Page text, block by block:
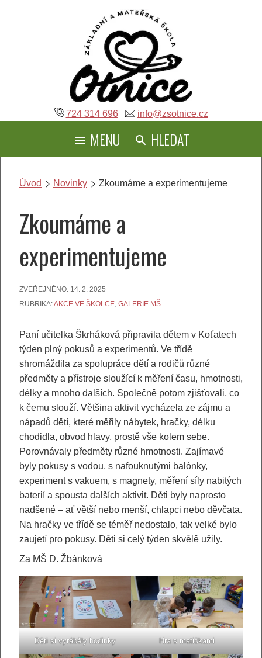
724 314 696 info@zsotnice.cz
MENU HLEDAT
Úvod Novinky Zkoumáme a experimentujeme
Zkoumáme a
experimentujeme
ZVEŘEJNĚNO: 14. 2. 2025
RUBRIKA:AKCE VE ŠKOLCE, GALERIE MŠ
Paní učitelka Škrháková připravila dětem v Koťatech
týden plný pokusů a experimentů. Ve třídě
shromáždila za spolupráce dětí a rodičů různé
předměty a přístroje sloužící k měření času, hmotnosti,
délky a mnoho dalších. Společně potom zjišťovali, co
k čemu slouží. Většina aktivit vycházela ze zájmu a
nápadů dětí, které měřily nábytek, hračky, délku
chodidla, obvod hlavy, prostě vše kolem sebe.
Porovnávaly předměty různé hmotnosti. Zajímavé
byly pokusy s vodou, s nafouknutými balónky,
experiment s vakuem, s magnety, měření síly nabitých
baterií a spousta dalších aktivit. Děti byly naprosto
nadšené – ať větší nebo menší, chlapci nebo děvčata.
Na hračky ve třídě se téměř nedostalo, tak velké bylo
zaujetí pro pokusy. Děti si celý týden skvělě užily.
Za MŠ D. Žbánková
Děti si vyráběly hodinky Hra s matičkami